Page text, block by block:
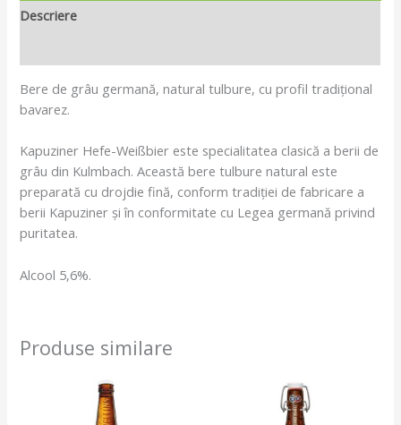
Descriere
Bere de grâu germană, natural tulbure, cu profil tradițional
bavarez.
Kapuziner Hefe-Weißbier este specialitatea clasică a berii de
grâu din Kulmbach. Această bere tulbure natural este
preparată cu drojdie fină, conform tradiției de fabricare a
berii Kapuziner și în conformitate cu Legea germană privind
puritatea.
Alcool 5,6%.
Produse similare